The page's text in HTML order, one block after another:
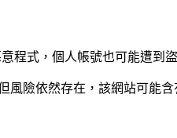
程式，個人帳號也可能遭到盜
險依然存在，該網站可能